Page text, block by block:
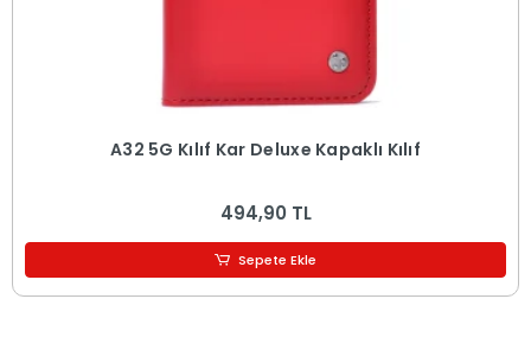
A32 5G Kılıf Kar Deluxe Kapaklı Kılıf
494,90 TL
Sepete Ekle